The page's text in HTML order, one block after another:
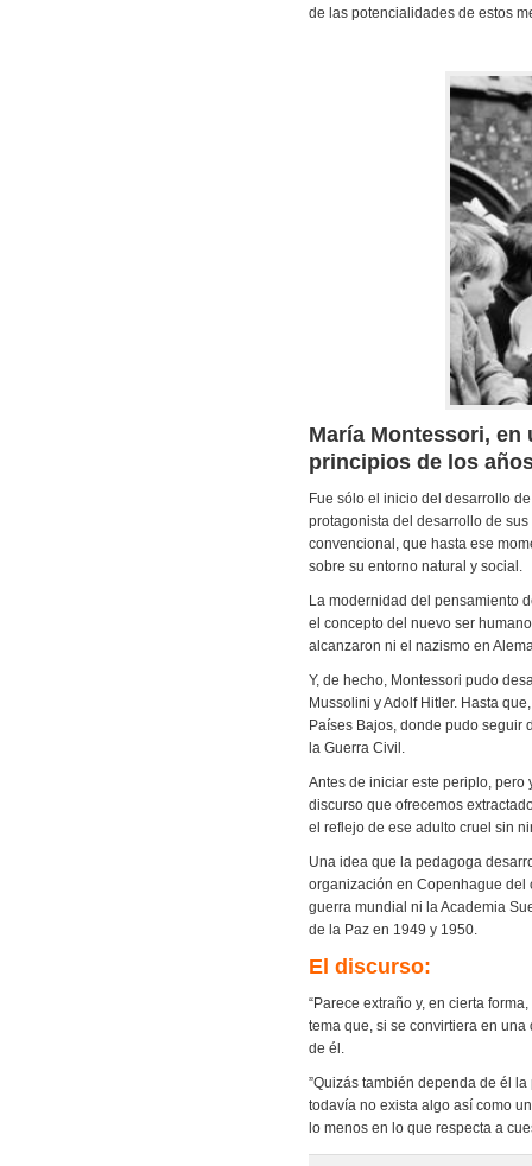
de las potencialidades de estos
María Montessori, en
principios de los
Fue sólo el inicio del desarrollo
protagonista del desarrollo de
convencional, que hasta ese
sobre su entorno natural y social.
La modernidad del pensamiento
el concepto del nuevo ser
alcanzaron ni el nazismo en
Y, de hecho, Montessori pudo
Mussolini y Adolf Hitler. Hasta
Países Bajos, donde pudo seguir
la Guerra Civil.
Antes de iniciar este periplo,
discurso que ofrecemos
el reflejo de ese adulto cruel sin
Una idea que la pedagoga
organización en Copenhague del
guerra mundial ni la Academia
de la Paz en 1949 y 1950.
El discurso:
“Parece extraño y, en cierta
tema que, si se convirtiera en
de él.
”Quizás también dependa de él
todavía no exista algo así como
lo menos en lo que respecta a